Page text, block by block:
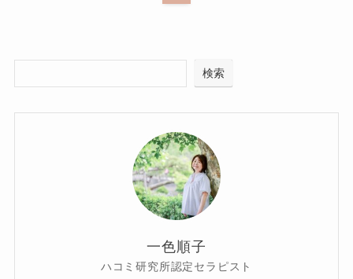
検索
一色順子
ハコミ研究所認定セラピスト